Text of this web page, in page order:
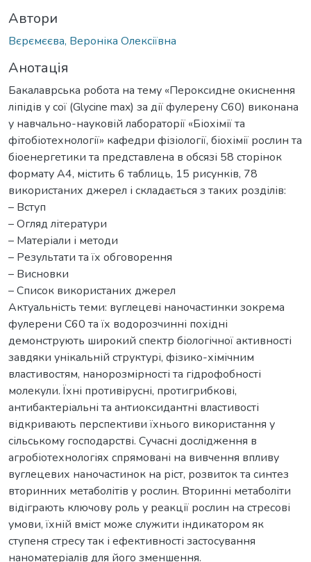
Автори
Вєрємєєва, Вероніка Олексіївна
Анотація
Бакалаврська робота на тему «Пероксидне окиснення
ліпідів у сої (Glycine max) за дії фулерену C60) виконана
у навчально-науковій лабораторії «Біохімії та
фітобіотехнології» кафедри фізіології, біохімії рослин та
біоенергетики та представлена в обсязі 58 сторінок
формату А4, містить 6 таблиць, 15 рисунків, 78
використаних джерел і складається з таких розділів:
– Вступ
– Огляд літератури
– Матеріали і методи
– Результати та їх обговорення
– Висновки
– Список використаних джерел
Актуальність теми: вуглецеві наночастинки зокрема
фулерени С60 та їх водорозчинні похідні
демонструють широкий спектр біологічної активності
завдяки унікальній структурі, фізико-хімічним
властивостям, нанорозмірності та гідрофобності
молекули. Їхні противірусні, протигрибкові,
антибактеріальні та антиоксидантні властивості
відкривають перспективи їхнього використання у
сільському господарстві. Сучасні дослідження в
агробіотехнологіях спрямовані на вивчення впливу
вуглецевих наночастинок на ріст, розвиток та синтез
вторинних метаболітів у рослин. Вторинні метаболіти
відіграють ключову роль у реакції рослин на стресові
умови, їхній вміст може служити індикатором як
ступеня стресу так і ефективності застосування
наноматеріалів для його зменшення.